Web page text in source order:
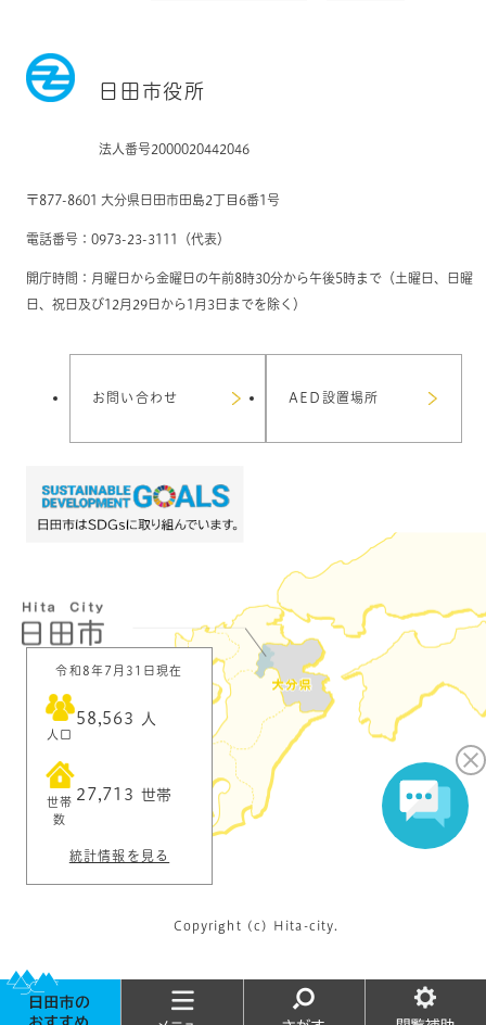
日田市役所
法人番号2000020442046
〒877-8601 大分県日田市田島2丁目6番1号
電話番号：0973-23-3111（代表）
開庁時間：月曜日から金曜日の午前8時30分から午後5時まで（土曜日、日曜
日、祝日及び12月29日から1月3日までを除く）
お問い合わせ AED設置場所
令和8年7月31日現在
人口
58,563 人
世帯
数
27,713 世帯
統計情報を見る
Copyright (c) Hita-city.